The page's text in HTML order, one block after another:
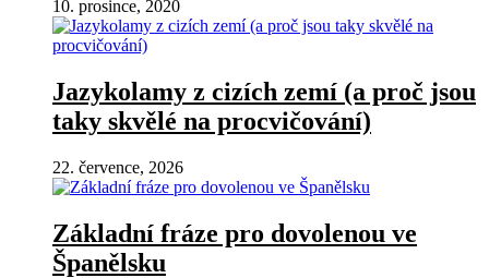
10. prosince, 2020
Jazykolamy z cizích zemí (a proč jsou
taky skvělé na procvičování)
22. července, 2026
Základní fráze pro dovolenou ve
Španělsku